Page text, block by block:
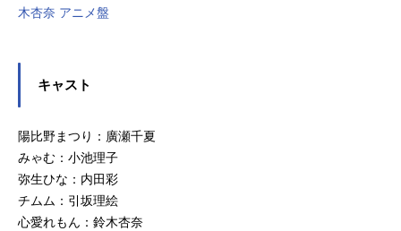
木杏奈 アニメ盤
キャスト
陽比野まつり：廣瀬千夏
みゃむ：小池理子
弥生ひな：内田彩
チムム：引坂理絵
心愛れもん：鈴木杏奈